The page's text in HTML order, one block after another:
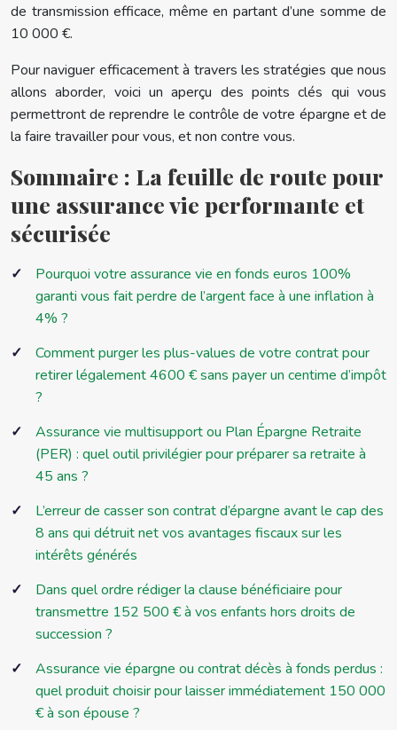
de transmission efficace, même en partant d’une somme de
10 000 €.
Pour naviguer efficacement à travers les stratégies que nous
allons aborder, voici un aperçu des points clés qui vous
permettront de reprendre le contrôle de votre épargne et de
la faire travailler pour vous, et non contre vous.
Sommaire : La feuille de route pour
une assurance vie performante et
sécurisée
Pourquoi votre assurance vie en fonds euros 100%
garanti vous fait perdre de l’argent face à une inflation à
4% ?
Comment purger les plus-values de votre contrat pour
retirer légalement 4600 € sans payer un centime d’impôt
?
Assurance vie multisupport ou Plan Épargne Retraite
(PER) : quel outil privilégier pour préparer sa retraite à
45 ans ?
L’erreur de casser son contrat d’épargne avant le cap des
8 ans qui détruit net vos avantages fiscaux sur les
intérêts générés
Dans quel ordre rédiger la clause bénéficiaire pour
transmettre 152 500 € à vos enfants hors droits de
succession ?
Assurance vie épargne ou contrat décès à fonds perdus :
quel produit choisir pour laisser immédiatement 150 000
€ à son épouse ?